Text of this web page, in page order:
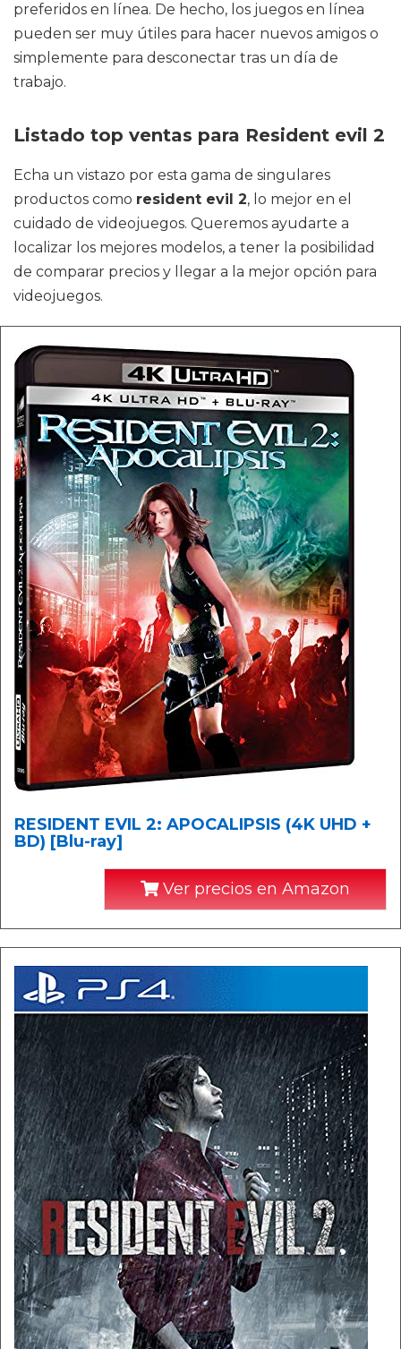
preferidos en línea. De hecho, los juegos en línea
pueden ser muy útiles para hacer nuevos amigos o
simplemente para desconectar tras un día de
trabajo.
Listado top ventas para Resident evil 2
Echa un vistazo por esta gama de singulares
productos como resident evil 2, lo mejor en el
cuidado de videojuegos. Queremos ayudarte a
localizar los mejores modelos, a tener la posibilidad
de comparar precios y llegar a la mejor opción para
videojuegos.
RESIDENT EVIL 2: APOCALIPSIS (4K UHD +
BD) [Blu-ray]
Ver precios en Amazon